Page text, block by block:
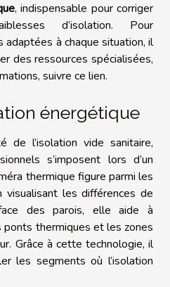
, indispensable pour corriger
d’isolation. Pour
à chaque situation, il
des ressources spécialisées,
suivre ce lien.
énergétique
de l’isolation vide sanitaire,
s’imposent lors d’un
thermique figure parmi les
visualisant les différences de
des parois, elle aide à
thermiques et les zones
Grâce à cette technologie, il
les segments où l’isolation